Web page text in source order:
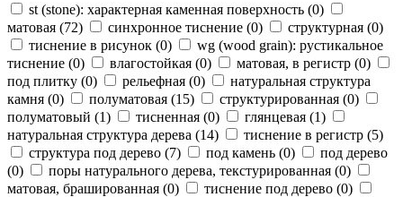
st (stone): характерная каменная поверхность (0)
матовая (72) синхронное тиснение (0) структурная (0)
тиснение в рисунок (0)
wg (wood grain): рустикальное
тиснение (0) влагостойкая (0) матовая, в регистр (0)
под плитку (0) рельефная (0)
натуральная структура
камня (0) полуматовая (15) структурированная (0)
полуматовый (1) тисненная (0) глянцевая (1)
натуральная структура дерева (14) тиснение в регистр (5)
структура под дерево (7) под камень (0)
под дерево
(0) поры натурального дерева, текстурированная (0)
матовая, брашированная (0) тиснение под дерево (0)